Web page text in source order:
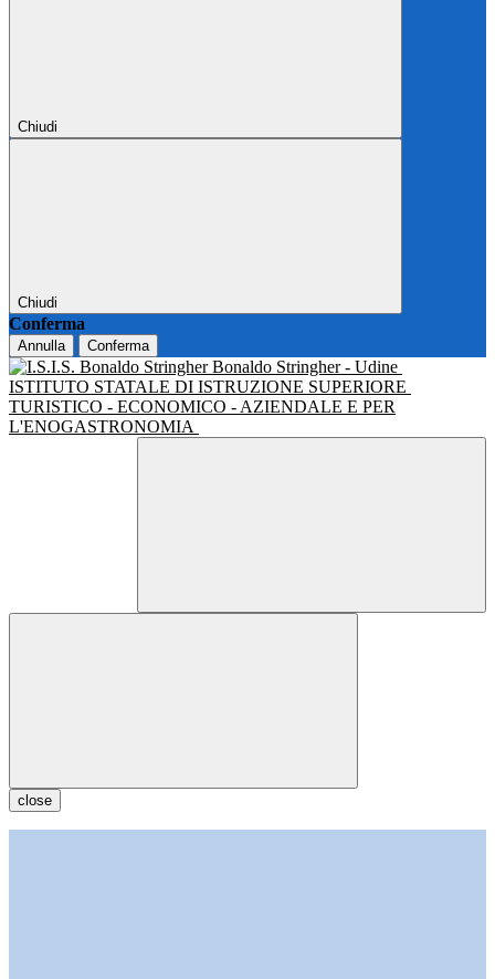
Chiudi
Chiudi
Conferma
Annulla Conferma
Bonaldo Stringher - Udine
ISTITUTO STATALE DI ISTRUZIONE SUPERIORE
TURISTICO - ECONOMICO - AZIENDALE E PER
L'ENOGASTRONOMIA
close